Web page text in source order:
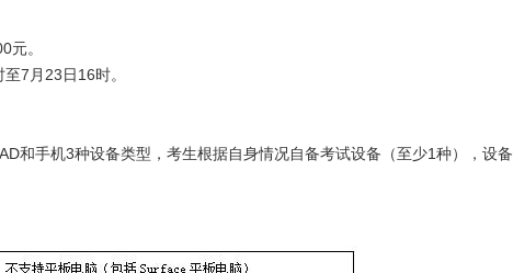
元。
7月23日16时。
和手机3种设备类型，考生根据自身情况自备考试设备（至少1种），设备